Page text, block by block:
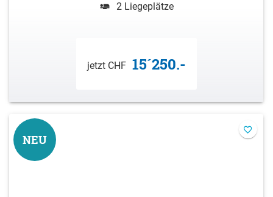
2 Liegeplätze
jetzt CHF 15´250.-
NEU